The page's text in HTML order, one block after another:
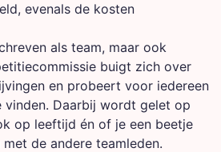
evenals de kosten
als team, maar ook
buigt zich over
en probeert voor iedereen
vinden. Daarbij wordt gelet op
op leeftijd én of je een beetje
de andere teamleden.